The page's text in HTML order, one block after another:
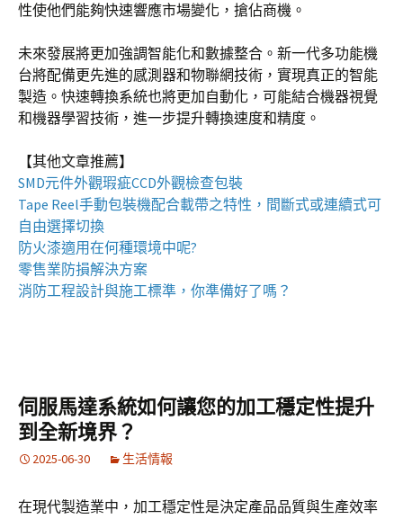
性使他們能夠快速響應市場變化，搶佔商機。
未來發展將更加強調智能化和數據整合。新一代多功能機
台將配備更先進的感測器和物聯網技術，實現真正的智能
製造。快速轉換系統也將更加自動化，可能結合機器視覺
和機器學習技術，進一步提升轉換速度和精度。
【其他文章推薦】
SMD元件外觀瑕疵CCD外觀檢查包裝
Tape Reel手動包裝機配合載帶之特性，間斷式或連續式可
自由選擇切換
防火漆適用在何種環境中呢?
零售業防損解決方案
消防工程設計與施工標準，你準備好了嗎？
伺服馬達系統如何讓您的加工穩定性提升
到全新境界？
2025-06-30 生活情報
在現代製造業中，加工穩定性是決定產品品質與生產效率